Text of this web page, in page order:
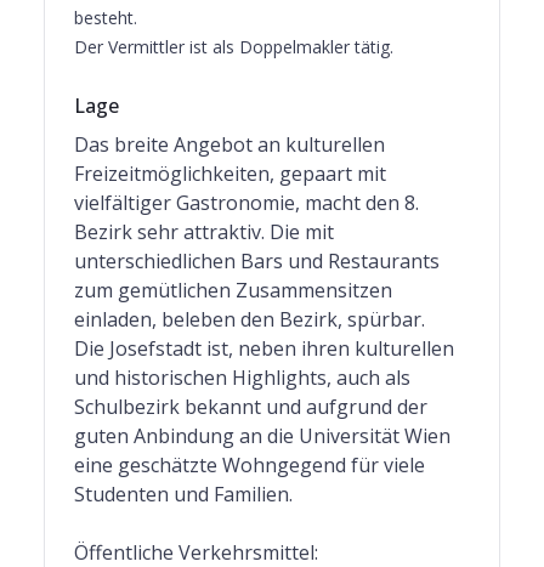
besteht.
Der Vermittler ist als Doppelmakler tätig.
Lage
Das breite Angebot an kulturellen
Freizeitmöglichkeiten, gepaart mit
vielfältiger Gastronomie, macht den 8.
Bezirk sehr attraktiv. Die mit
unterschiedlichen Bars und Restaurants
zum gemütlichen Zusammensitzen
einladen, beleben den Bezirk, spürbar.
Die Josefstadt ist, neben ihren kulturellen
und historischen Highlights, auch als
Schulbezirk bekannt und aufgrund der
guten Anbindung an die Universität Wien
eine geschätzte Wohngegend für viele
Studenten und Familien.
Öffentliche Verkehrsmittel: